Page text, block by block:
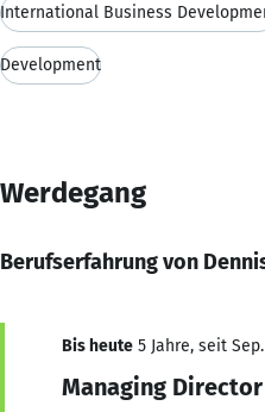
International Business
Development
Werdegang
Berufserfahrung von
Bis heute 5 Jahre, seit Sep.
Managing Director